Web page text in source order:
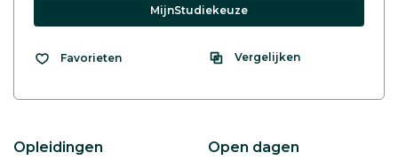
MijnStudiekeuze
Favorieten Vergelijken
Opleidingen Open dagen